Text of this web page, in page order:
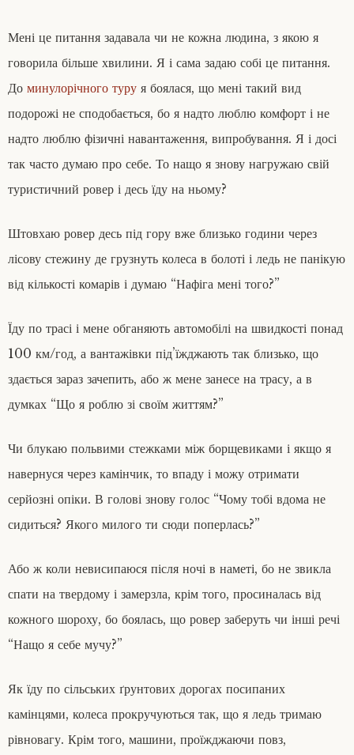
Мені це питання задавала чи не кожна людина, з якою я
говорила більше хвилини. Я і сама задаю собі це питання.
До минулорічного туру я боялася, що мені такий вид
подорожі не сподобається, бо я надто люблю комфорт і не
надто люблю фізичні навантаження, випробування. Я і досі
так часто думаю про себе. То нащо я знову нагружаю свій
туристичний ровер і десь їду на ньому?
Штовхаю ровер десь під гору вже близько години через
лісову стежину де грузнуть колеса в болоті і ледь не панікую
від кількості комарів і думаю “Нафіга мені того?”
Їду по трасі і мене обганяють автомобілі на швидкості понад
100 км/год, а вантажівки під’їжджають так близько, що
здається зараз зачепить, або ж мене занесе на трасу, а в
думках “Що я роблю зі своїм життям?”
Чи блукаю польвими стежками між борщевиками і якщо я
навернуся через камінчик, то впаду і можу отримати
серйозні опіки. В голові знову голос “Чому тобі вдома не
сидиться? Якого милого ти сюди поперлась?”
Або ж коли невисипаюся після ночі в наметі, бо не звикла
спати на твердому і замерзла, крім того, просиналась від
кожного шороху, бо боялась, що ровер заберуть чи інші речі
“Нащо я себе мучу?”
Як їду по сільських ґрунтових дорогах посипаних
камінцями, колеса прокручуються так, що я ледь тримаю
рівновагу. Крім того, машини, проїжджаючи повз,